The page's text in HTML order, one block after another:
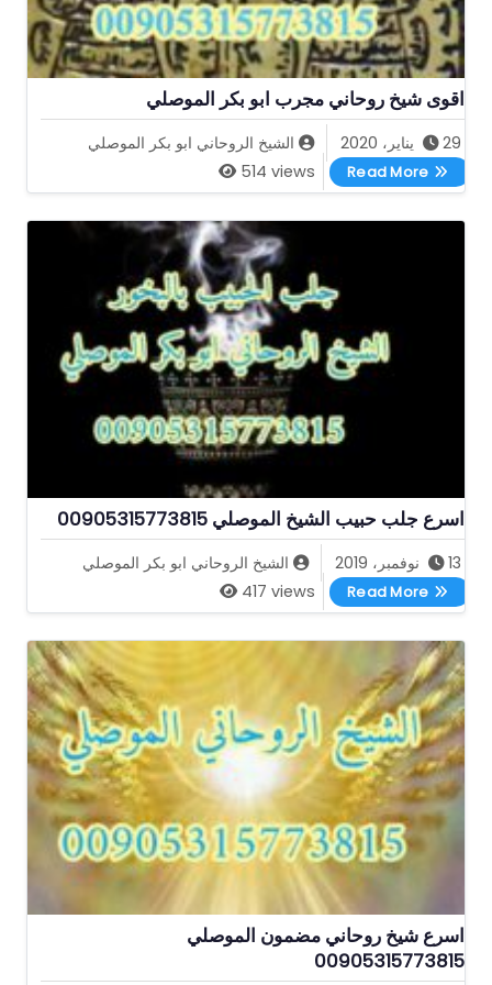
اقوى شيخ روحاني مجرب ابو بكر الموصلي
29 يناير، 2020
الشيخ الروحاني ابو بكر الموصلي
514 views
Read More
اقوى شيخ روحاني مجرب ابو بكر الموصلي
اسرع جلب حبيب الشيخ الموصلي 00905315773815
13 نوفمبر، 2019
الشيخ الروحاني ابو بكر الموصلي
417 views
Read More
اسرع جلب حبيب الشيخ الموصلي 00905315773815
اسرع شيخ روحاني مضمون الموصلي
00905315773815